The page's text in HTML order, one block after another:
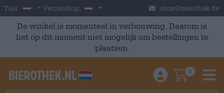
Skip to main content
Taal: Dutch
Verzending: Nederland shop@bierothek.de
De winkel is momenteel in verbouwing. Daarom is
het op dit moment niet mogelijk om bestellingen te
plaatsen.
Einloggen /
0